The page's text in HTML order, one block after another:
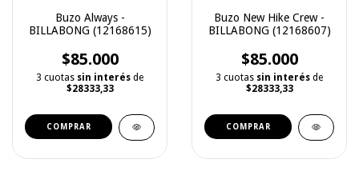
Buzo Always -
BILLABONG (12168615)
$85.000
3 cuotas sin interés de
$28333,33
COMPRAR
Buzo New Hike Crew -
BILLABONG (12168607)
$85.000
3 cuotas sin interés de
$28333,33
COMPRAR